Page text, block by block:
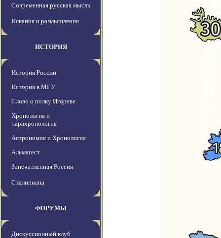
Современная русская мысль
Искания и размышления
ИСТОРИЯ
История России
История в МГУ
Слово о полку Игореве
Хронология и
парахронология
Астрономия и Хронология
Альмагест
Запечатленная Россия
Сталиниана
ФОРУМЫ
Дискуссионный клуб